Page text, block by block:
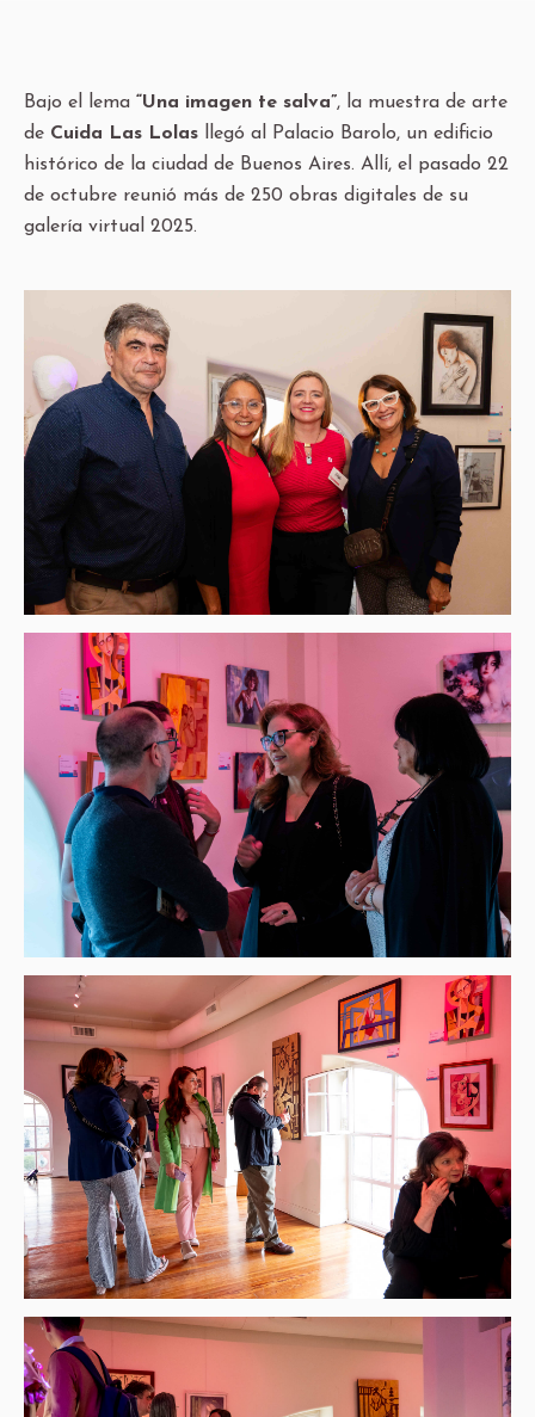
Bajo el lema “Una imagen te salva”, la muestra de arte
de Cuida Las Lolas llegó al Palacio Barolo, un edificio
histórico de la ciudad de Buenos Aires. Allí, el pasado 22
de octubre reunió más de 250 obras digitales de su
galería virtual 2025.